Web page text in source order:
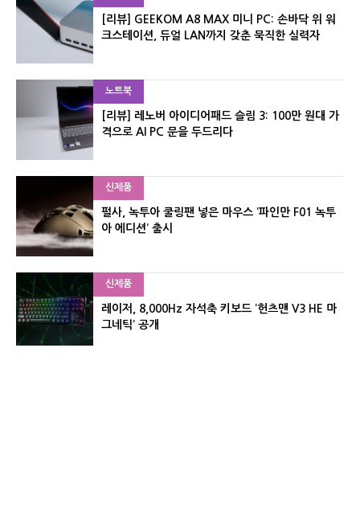
[리뷰] GEEKOM A8 MAX 미니 PC: 손바닥 위 워
크스테이션, 듀얼 LAN까지 갖춘 묵직한 실력자
노트북
[리뷰] 레노버 아이디어패드 슬림 3: 100만 원대 가
격으로 AI PC 문을 두드리다
신제품
펄사, 녹투아 쿨링팬 넣은 마우스 ‘파인만 F01 녹투
아 에디션’ 출시
신제품
레이저, 8,000Hz 자석축 키보드 ‘헌츠맨 V3 HE 마
그네틱’ 공개